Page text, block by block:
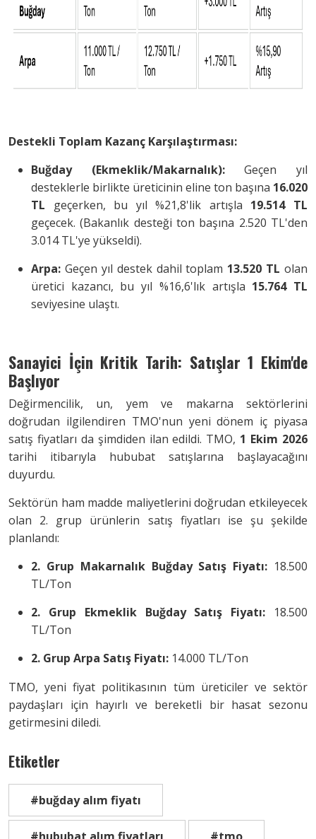
Destekli Toplam Kazanç Karşılaştırması:
Buğday (Ekmeklik/Makarnalık):Geçen yıl
desteklerle birlikte üreticinin eline ton başına 16.020
TL geçerken, bu yıl %21,8'lik artışla 19.514 TL
geçecek. (Bakanlık desteği ton başına 2.520 TL'den
3.014 TL'ye yükseldi).
Arpa: Geçen yıl destek dahil toplam 13.520 TL olan
üretici kazancı, bu yıl %16,6'lık artışla 15.764 TL
seviyesine ulaştı.
Sanayici İçin Kritik Tarih: Satışlar 1 Ekim'de
Başlıyor
Değirmencilik, un, yem ve makarna sektörlerini
doğrudan ilgilendiren TMO'nun yeni dönem iç piyasa
satış fiyatları da şimdiden ilan edildi. TMO, 1 Ekim 2026
tarihi itibarıyla hububat satışlarına başlayacağını
duyurdu.
Sektörün ham madde maliyetlerini doğrudan etkileyecek
olan 2. grup ürünlerin satış fiyatları ise şu şekilde
planlandı:
2. Grup Makarnalık Buğday Satış Fiyatı: 18.500
TL/Ton
2. Grup Ekmeklik Buğday Satış Fiyatı: 18.500
TL/Ton
2. Grup Arpa Satış Fiyatı: 14.000 TL/Ton
TMO, yeni fiyat politikasının tüm üreticiler ve sektör
paydaşları için hayırlı ve bereketli bir hasat sezonu
getirmesini diledi.
Etiketler
#buğday alım fiyatı